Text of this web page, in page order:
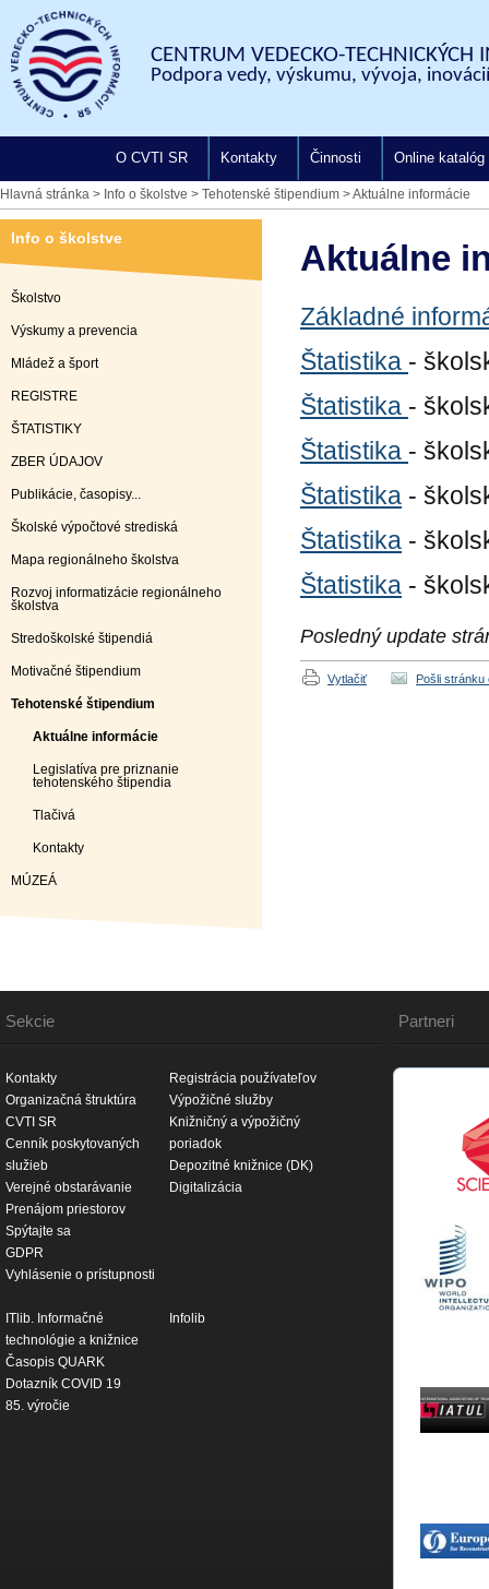
CENTRUM VEDECKO-TECHNICKÝCH
Podpora vedy, výskumu, vývoja,
O CVTI SR Kontakty Činnosti Online katalóg
Hlavná stránka > Info o školstve > Tehotenské štipendium >Aktuálne informácie
Info o školstve
Školstvo
Výskumy a prevencia
Mládež a šport
REGISTRE
ŠTATISTIKY
ZBER ÚDAJOV
Publikácie, časopisy...
Školské výpočtové strediská
Mapa regionálneho školstva
Rozvoj informatizácie regionálneho
školstva
Stredoškolské štipendiá
Motivačné štipendium
Tehotenské štipendium
Aktuálne informácie
Legislatíva pre priznanie
tehotenského štipendia
Tlačivá
Kontakty
MÚZEÁ
Aktuálne
Základné
Štatistika -
Štatistika -
Štatistika -
Štatistika -
Štatistika -
Štatistika -
Posledný update
Vytlačiť Pošli stránku
Sekcie
Kontakty
Organizačná štruktúra
CVTI SR
Cenník poskytovaných
služieb
Verejné obstarávanie
Prenájom priestorov
Spýtajte sa
GDPR
Vyhlásenie o prístupnosti
Registrácia používateľov
Výpožičné služby
Knižničný a výpožičný
poriadok
Depozitné knižnice (DK)
Digitalizácia
ITlib. Informačné
technológie a knižnice
Časopis QUARK
Dotazník COVID 19
85. výročie
Infolib
Partneri